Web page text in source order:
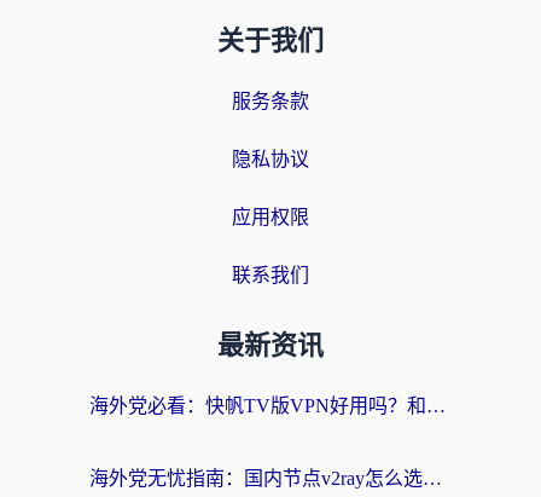
关于我们
服务条款
隐私协议
应用权限
联系我们
最新资讯
海外党必看：快帆TV版VPN好用吗？和快游VPN对比哪个回国效果更好？附实用避坑指南
海外党无忧指南：国内节点v2ray怎么选？一键回国VPN+多场景实测帮你避坑